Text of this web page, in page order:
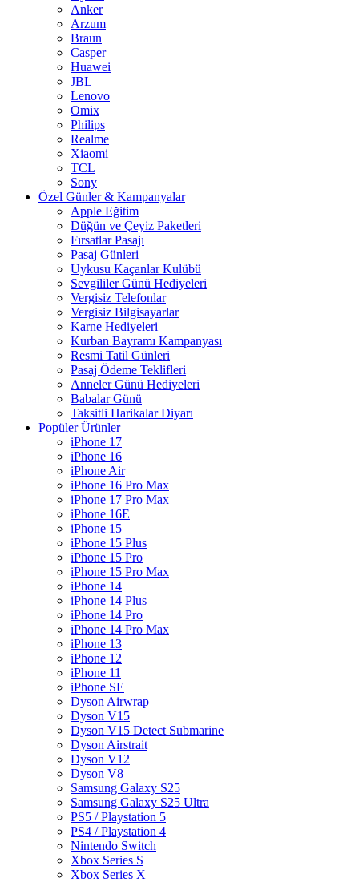
Anker
Arzum
Braun
Casper
Huawei
JBL
Lenovo
Omix
Philips
Realme
Xiaomi
TCL
Sony
Özel Günler & Kampanyalar
Apple Eğitim
Düğün ve Çeyiz Paketleri
Fırsatlar Pasajı
Pasaj Günleri
Uykusu Kaçanlar Kulübü
Sevgililer Günü Hediyeleri
Vergisiz Telefonlar
Vergisiz Bilgisayarlar
Karne Hediyeleri
Kurban Bayramı Kampanyası
Resmi Tatil Günleri
Pasaj Ödeme Teklifleri
Anneler Günü Hediyeleri
Babalar Günü
Taksitli Harikalar Diyarı
Popüler Ürünler
iPhone 17
iPhone 16
iPhone Air
iPhone 16 Pro Max
iPhone 17 Pro Max
iPhone 16E
iPhone 15
iPhone 15 Plus
iPhone 15 Pro
iPhone 15 Pro Max
iPhone 14
iPhone 14 Plus
iPhone 14 Pro
iPhone 14 Pro Max
iPhone 13
iPhone 12
iPhone 11
iPhone SE
Dyson Airwrap
Dyson V15
Dyson V15 Detect Submarine
Dyson Airstrait
Dyson V12
Dyson V8
Samsung Galaxy S25
Samsung Galaxy S25 Ultra
PS5 / Playstation 5
PS4 / Playstation 4
Nintendo Switch
Xbox Series S
Xbox Series X